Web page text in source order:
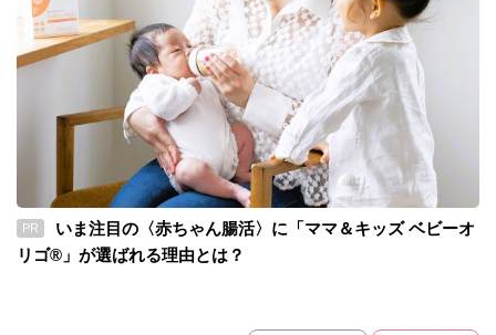
PR
いま注目の〈赤ちゃん腸活〉に「ママ＆キッズ ベビーオ
リゴ®」が選ばれる理由とは？